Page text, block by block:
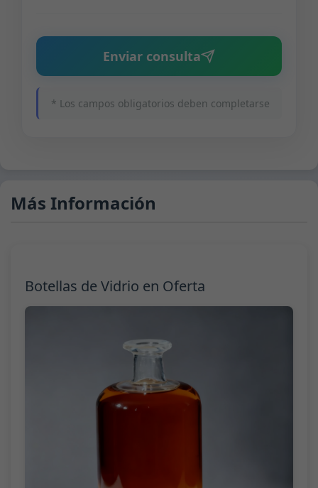
Enviar consulta
* Los campos obligatorios deben completarse
Más Información
Botellas de Vidrio en Oferta